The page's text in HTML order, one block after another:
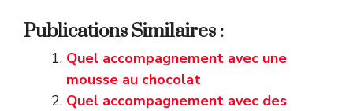
Publications Similaires :
Quel accompagnement avec une
mousse au chocolat
Quel accompagnement avec des